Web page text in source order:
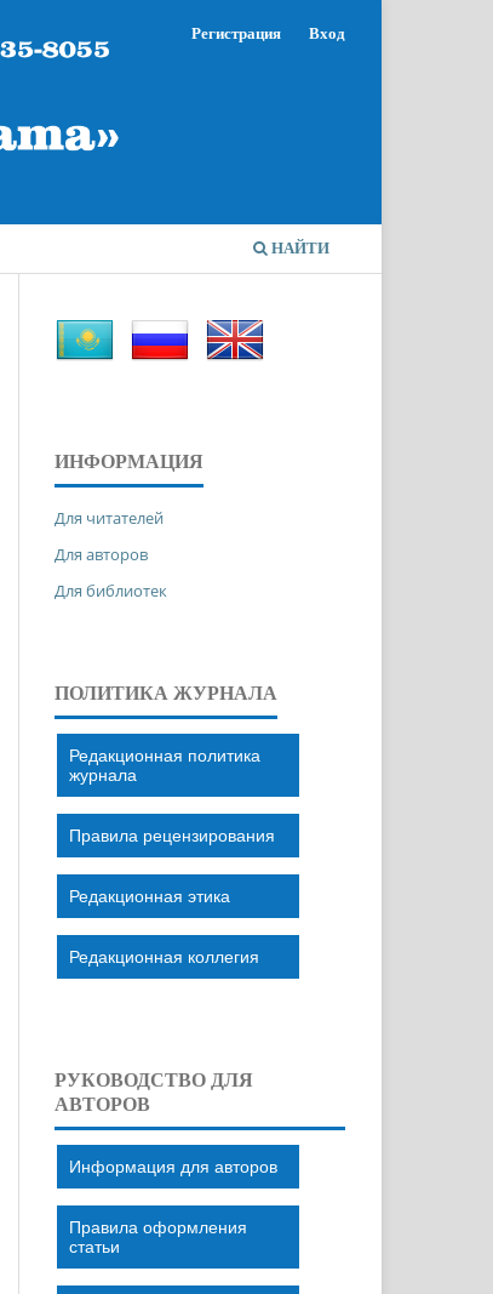
НАЙТИ
Регистрация Вход
ИНФОРМАЦИЯ
Для читателей
Для авторов
Для библиотек
ПОЛИТИКА ЖУРНАЛА
Редакционная политика
журнала
Правила рецензирования
Редакционная этика
Редакционная коллегия
РУКОВОДСТВО ДЛЯ
АВТОРОВ
Информация для авторов
Правила оформления
статьи